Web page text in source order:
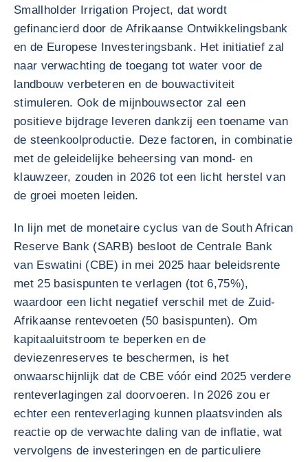
Smallholder Irrigation Project, dat wordt
gefinancierd door de Afrikaanse Ontwikkelingsbank
en de Europese Investeringsbank. Het initiatief zal
naar verwachting de toegang tot water voor de
landbouw verbeteren en de bouwactiviteit
stimuleren. Ook de mijnbouwsector zal een
positieve bijdrage leveren dankzij een toename van
de steenkoolproductie. Deze factoren, in combinatie
met de geleidelijke beheersing van mond- en
klauwzeer, zouden in 2026 tot een licht herstel van
de groei moeten leiden.
In lijn met de monetaire cyclus van de South African
Reserve Bank (SARB) besloot de Centrale Bank
van Eswatini (CBE) in mei 2025 haar beleidsrente
met 25 basispunten te verlagen (tot 6,75%),
waardoor een licht negatief verschil met de Zuid-
Afrikaanse rentevoeten (50 basispunten). Om
kapitaaluitstroom te beperken en de
deviezenreserves te beschermen, is het
onwaarschijnlijk dat de CBE vóór eind 2025 verdere
renteverlagingen zal doorvoeren. In 2026 zou er
echter een renteverlaging kunnen plaatsvinden als
reactie op de verwachte daling van de inflatie, wat
vervolgens de investeringen en de particuliere